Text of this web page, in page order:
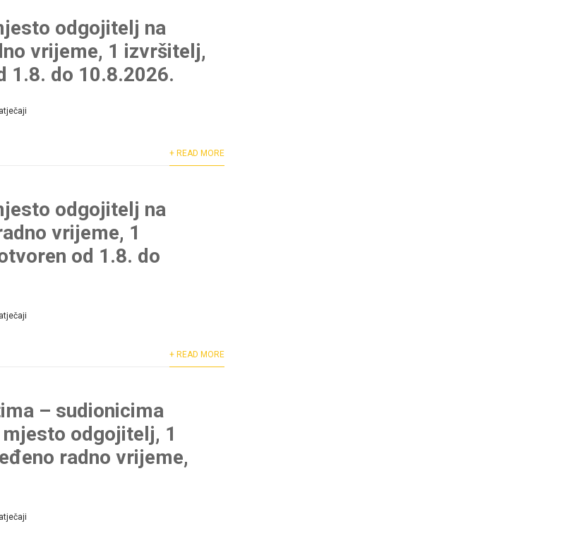
odgojitelj na
vrijeme, 1 izvršitelj,
1.8. do 10.8.2026.
+ READ MORE
odgojitelj na
vrijeme, 1
od 1.8. do
+ READ MORE
– sudionicima
odgojitelj, 1
radno vrijeme,